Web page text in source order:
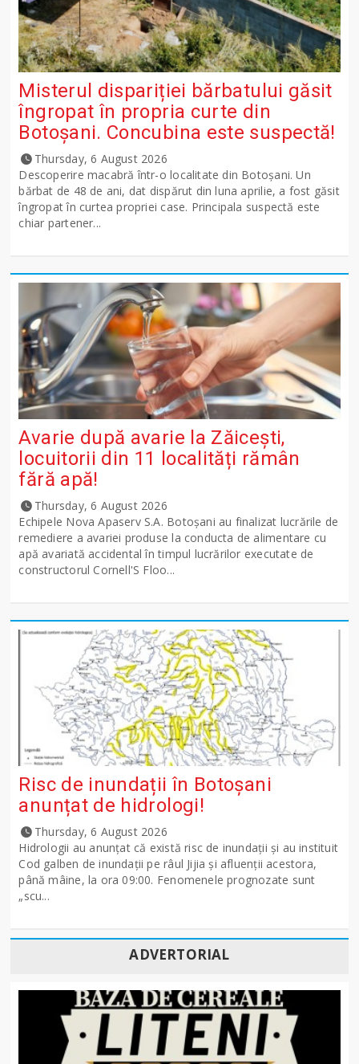
Misterul dispariției bărbatului găsit
îngropat în propria curte din
Botoșani. Concubina este suspectă!
Thursday, 6 August 2026
Descoperire macabră într-o localitate din Botoșani. Un
bărbat de 48 de ani, dat dispărut din luna aprilie, a fost găsit
îngropat în curtea propriei case. Principala suspectă este
chiar partener...
Avarie după avarie la Zăicești,
locuitorii din 11 localități rămân
fără apă!
Thursday, 6 August 2026
Echipele Nova Apaserv S.A. Botoșani au finalizat lucrările de
remediere a avariei produse la conducta de alimentare cu
apă avariată accidental în timpul lucrărilor executate de
constructorul Cornell'S Floo...
Risc de inundații în Botoșani
anunțat de hidrologi!
Thursday, 6 August 2026
Hidrologii au anunțat că există risc de inundații și au instituit
Cod galben de inundații pe râul Jijia și afluenții acestora,
până mâine, la ora 09:00. Fenomenele prognozate sunt
„scu...
ADVERTORIAL